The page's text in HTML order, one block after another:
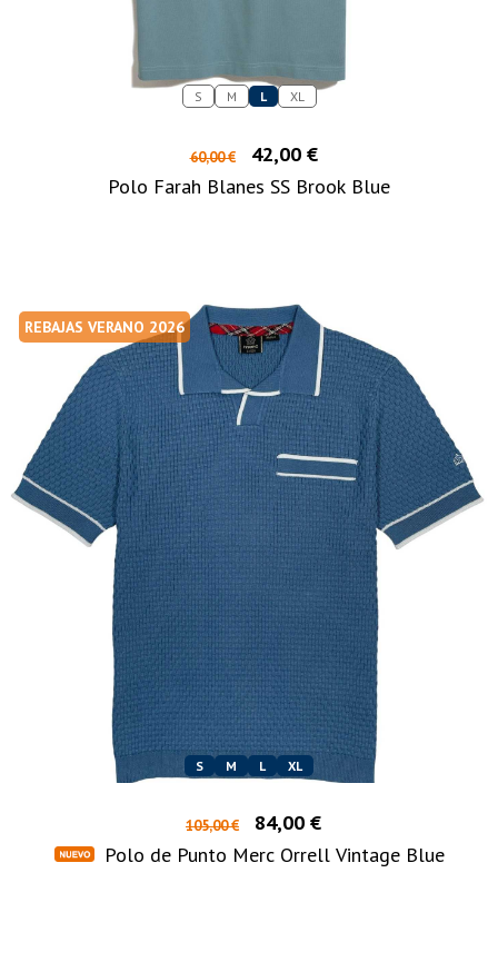
S M L XL
60,00 €
42,00 €
Polo Farah Blanes SS Brook Blue
REBAJAS VERANO 2026
S M L XL
105,00 €
84,00 €
Polo de Punto Merc Orrell Vintage Blue